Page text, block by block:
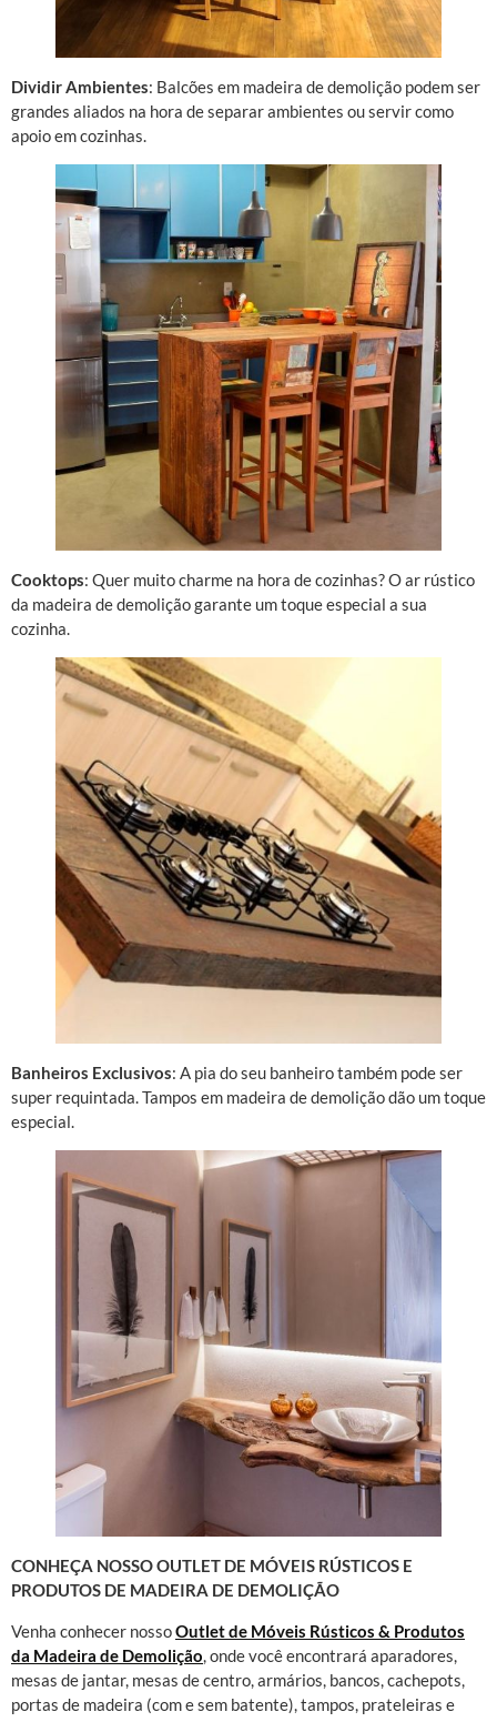
Dividir Ambientes: Balcões em madeira de demolição podem ser
grandes aliados na hora de separar ambientes ou servir como
apoio em cozinhas.
Cooktops: Quer muito charme na hora de cozinhas? O ar rústico
da madeira de demolição garante um toque especial a sua
cozinha.
Banheiros Exclusivos: A pia do seu banheiro também pode ser
super requintada. Tampos em madeira de demolição dão um toque
especial.
CONHEÇA NOSSO OUTLET DE MÓVEIS RÚSTICOS E
PRODUTOS DE MADEIRA DE DEMOLIÇÃO
Venha conhecer nossoOutlet de Móveis Rústicos & Produtos
da Madeira de Demolição, onde você encontrará aparadores,
mesas de jantar, mesas de centro, armários, bancos, cachepots,
portas de madeira (com e sem batente), tampos, prateleiras e